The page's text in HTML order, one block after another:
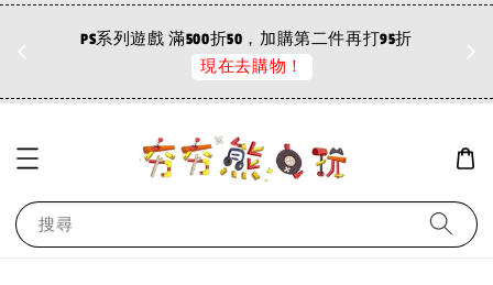
PS系列遊戲 滿500折50，加購第二件再打95折
現在去購物！
搜尋